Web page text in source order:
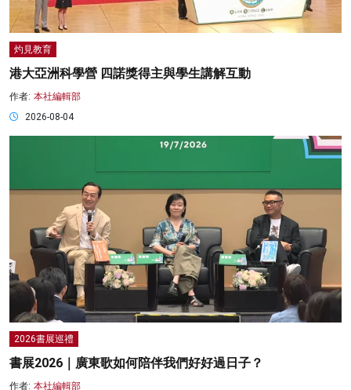
灼見教育
港大亞洲科學營 四諾獎得主與學生講解互動
作者: 本社編輯部
2026-08-04
2026書展巡禮
書展2026｜廣東歌如何陪伴我們好好過日子？
作者: 本社編輯部